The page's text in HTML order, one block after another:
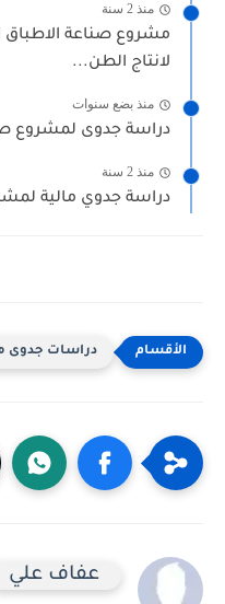
منذ 2 سنة
لانتاج الطن...
منذ بضع سنوات
دراسة جدوى لمشروع
منذ 2 سنة
دراسة جدوي مالية
دراسات جدوى
عفاف علي